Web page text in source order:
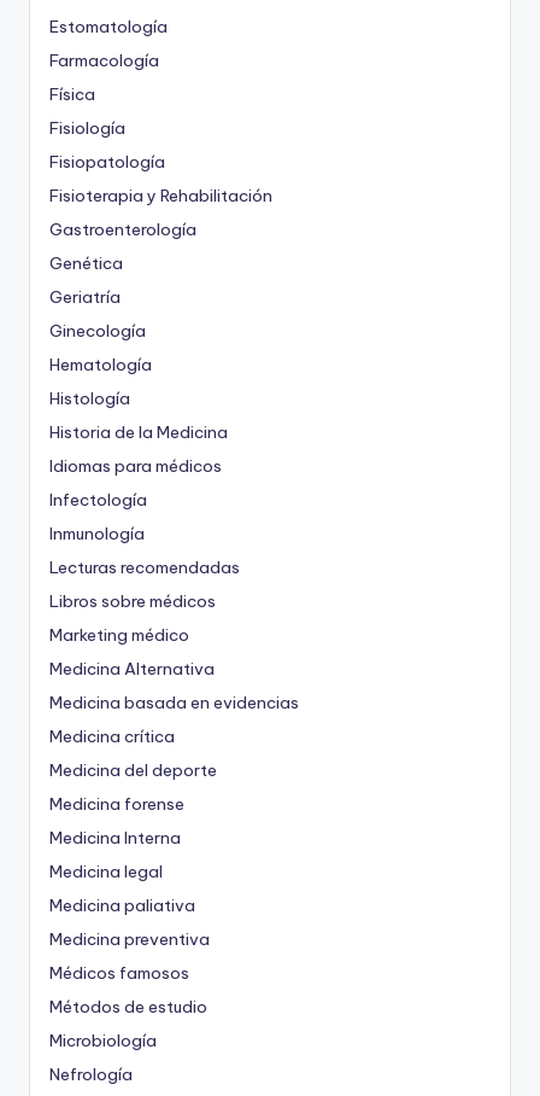
Estomatología
Farmacología
Física
Fisiología
Fisiopatología
Fisioterapia y Rehabilitación
Gastroenterología
Genética
Geriatría
Ginecología
Hematología
Histología
Historia de la Medicina
Idiomas para médicos
Infectología
Inmunología
Lecturas recomendadas
Libros sobre médicos
Marketing médico
Medicina Alternativa
Medicina basada en evidencias
Medicina crítica
Medicina del deporte
Medicina forense
Medicina Interna
Medicina legal
Medicina paliativa
Medicina preventiva
Médicos famosos
Métodos de estudio
Microbiología
Nefrología